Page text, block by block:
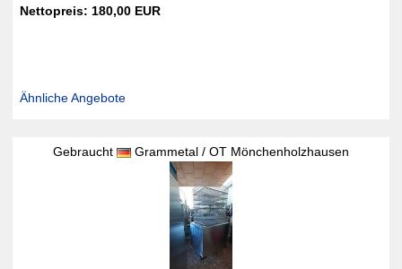
Nettopreis: 180,00 EUR
Ähnliche Angebote
Gebraucht Grammetal / OT Mönchenholzhausen